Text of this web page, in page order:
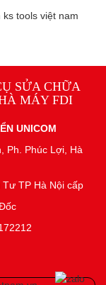
SỬA CHỮA
MÁY FDI
UNICOM
Ph. Phúc Lợi, Hà
TP Hà Nội cấp